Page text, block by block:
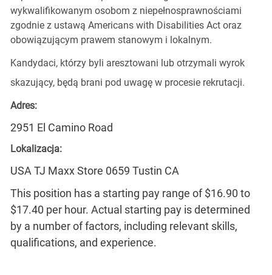
wykwalifikowanym osobom z niepełnosprawnościami
zgodnie z ustawą Americans with Disabilities Act oraz
obowiązującym prawem stanowym i lokalnym.
Kandydaci, którzy byli aresztowani lub otrzymali wyrok
skazujący, będą brani pod uwagę w procesie rekrutacji.
Adres:
2951 El Camino Road
Lokalizacja:
USA TJ Maxx Store 0659 Tustin CA
This position has a starting pay range of $16.90 to
$17.40 per hour. Actual starting pay is determined
by a number of factors, including relevant skills,
qualifications, and experience.